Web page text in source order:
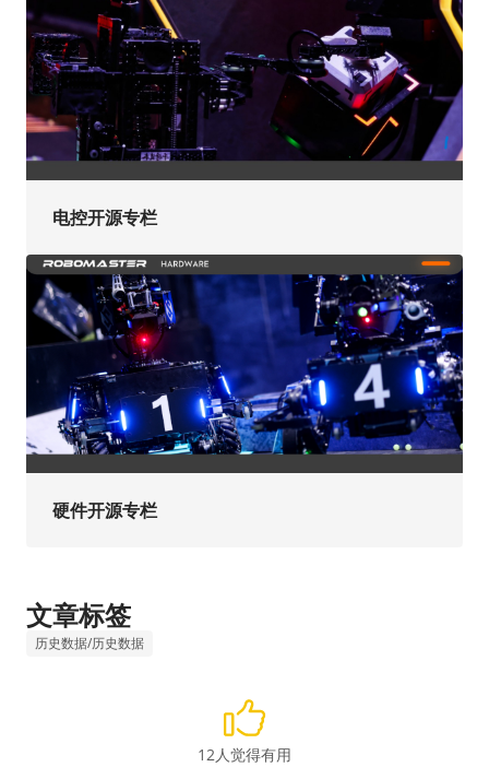
电控开源专栏
硬件开源专栏
文章标签
历史数据/历史数据
12人觉得有用